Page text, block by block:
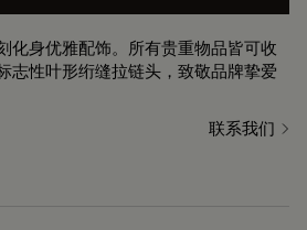
化身优雅配饰。所有贵重物品皆可收
志性叶形绗缝拉链头，致敬品牌挚爱
联系我们